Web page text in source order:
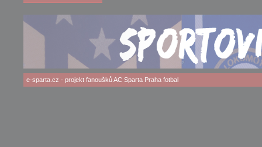
e-sparta.cz - projekt fanouškůAC Sparta Prahafotbal